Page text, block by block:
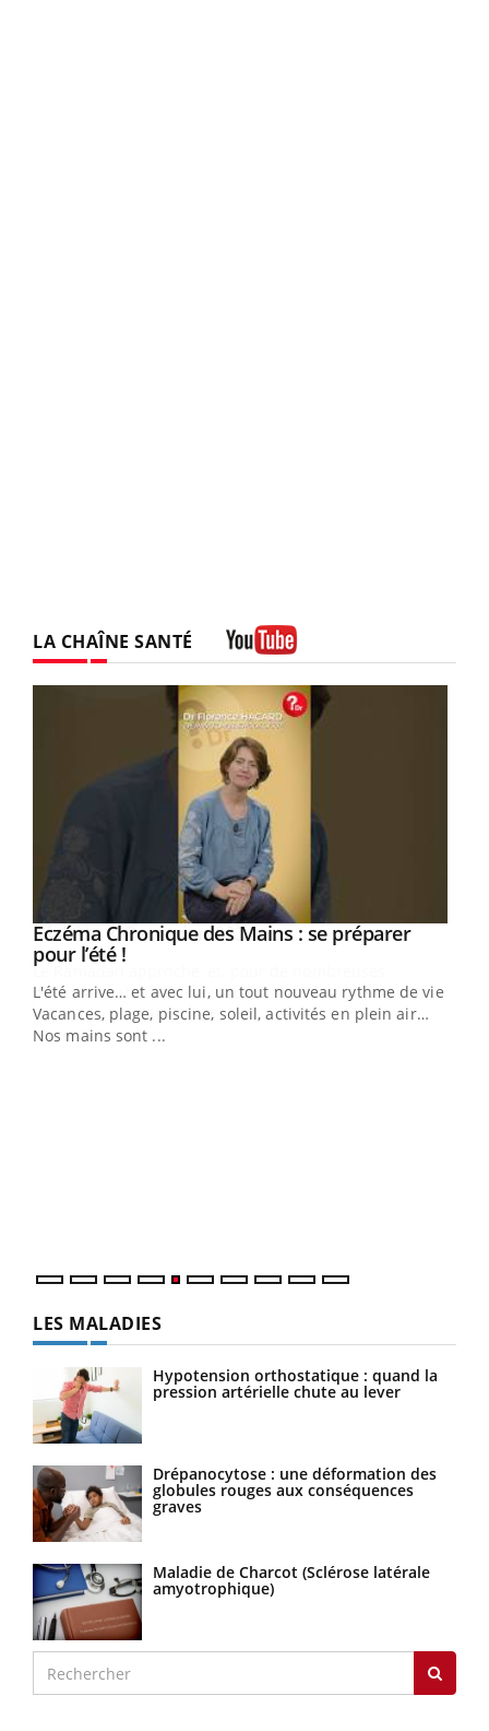
LA CHAÎNE SANTÉ
Youtube
Eczéma Chronique des Mains : se préparer
pour l’été !Youtube
L'été arrive… et avec lui, un tout nouveau rythme de vie !
Vacances, plage, piscine, soleil, activités en plein air…
Nos mains sont ...
Youtube
Diabète & Ramadan 2026Youtube
Le Ramadan approche, et, pour de nombreuses
personnes atteintes de diabète, c'est une période de
questions, de défis, mais ...
LES MALADIES
Hypotension orthostatique : quand la
pression artérielle chute au lever
Drépanocytose : une déformation des
globules rouges aux conséquences
graves
Maladie de Charcot (Sclérose latérale
amyotrophique)